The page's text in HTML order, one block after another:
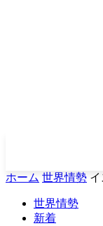
ホーム 世界情勢
世界情勢
新着